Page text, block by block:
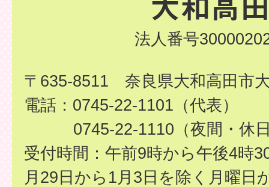
法人番号
〒635-8511 奈良県大和高田市
電話：0745-22-1101（代表）
0745-22-1110（夜間・休
受付時間：午前9時から午後4時
月29日から1月3日を除く月曜日